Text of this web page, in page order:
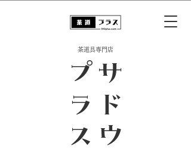
​茶道具専門店
サ
ド
ウ
プ
ラ
ス